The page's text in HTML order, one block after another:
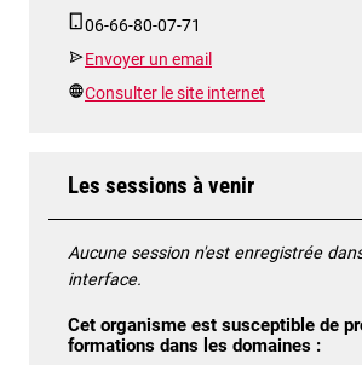
06-66-80-07-71
Envoyer un email
Consulter le site internet
Les sessions à venir
Aucune session n'est enregistrée
interface.
Cet organisme est susceptible de
formations dans les domaines :